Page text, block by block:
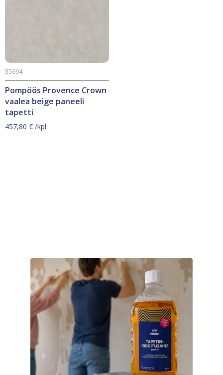
Pompöös Provence Crown
vaalea beige paneeli
tapetti
35694
457,80 € /kpl